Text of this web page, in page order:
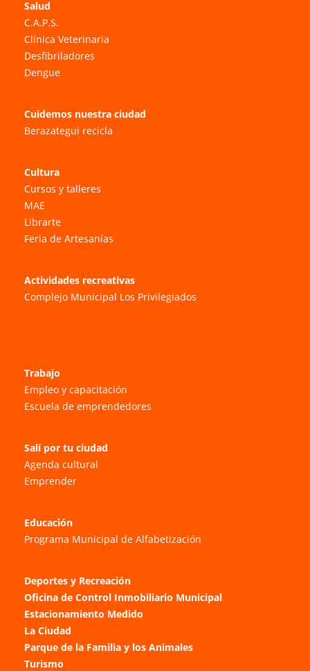
Salud
C.A.P.S.
Clínica Veterinaria
Desfibriladores
Dengue
Cuidemos nuestra ciudad
Berazategui recicla
Cultura
Cursos y talleres
MAE
Librarte
Feria de Artesanías
Actividades recreativas
Complejo Municipal Los Privilegiados
Trabajo
Empleo y capacitación
Escuela de emprendedores
Salí por tu ciudad
Agenda cultural
Emprender
Educación
Programa Municipal de Alfabetización
Deportes y Recreación
Oficina de Control Inmobiliario Municipal
Estacionamiento Medido
La Ciudad
Parque de la Familia y los Animales
Turismo